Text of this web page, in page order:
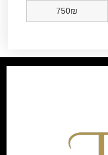
750₪